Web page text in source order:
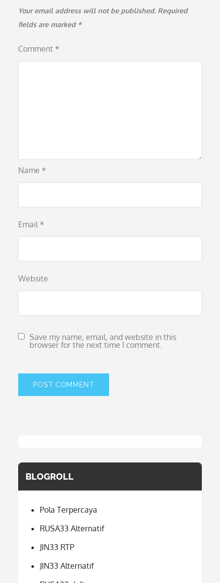
Your email address will not be published. Required
fields are marked *
Comment *
Name *
Email *
Website
Save my name, email, and website in this
browser for the next time I comment.
BLOGROLL
Pola Terpercaya
RUSA33 Alternatif
JIN33 RTP
JIN33 Alternatif